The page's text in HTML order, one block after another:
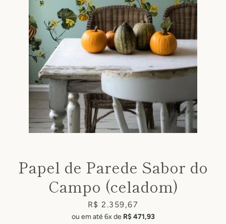
FacebookPinterestInstagram
SEARCH
Papel de Parede Sabor do
Campo (celadom)
Price
R$ 2.359,67
ou em até 6x de R$ 471,93